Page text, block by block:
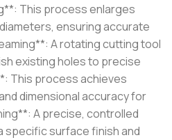
This process enlarges
ensuring accurate
A rotating cutting tool
existing holes to precise
This process achieves
dimensional accuracy for
A precise, controlled
surface finish and